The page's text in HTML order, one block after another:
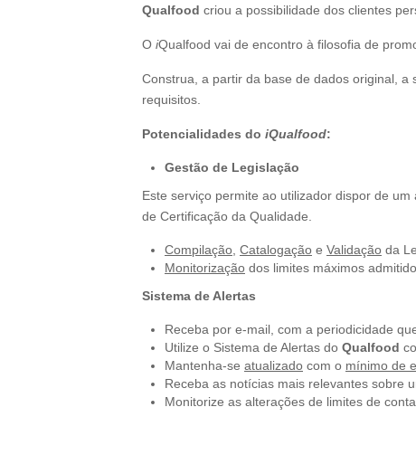
Qualfood criou a possibilidade dos clientes
O iQualfood vai de encontro à filosofia de
Construa, a partir da base de dados original,
requisitos.
Potencialidades do iQualfood:
Gestão de Legislação
Este serviço permite ao utilizador dispor de um
de Certificação da Qualidade.
Compilação Catalogação e Validação da
Monitorização dos limites máximos
Sistema de Alertas
Receba por e-mail, com a periodicidade
Utilize o Sistema de Alertas do Qualfood
Mantenha-se atualizado com o mínimo de
Receba as notícias mais relevantes sobre
Monitorize as alterações de limites de